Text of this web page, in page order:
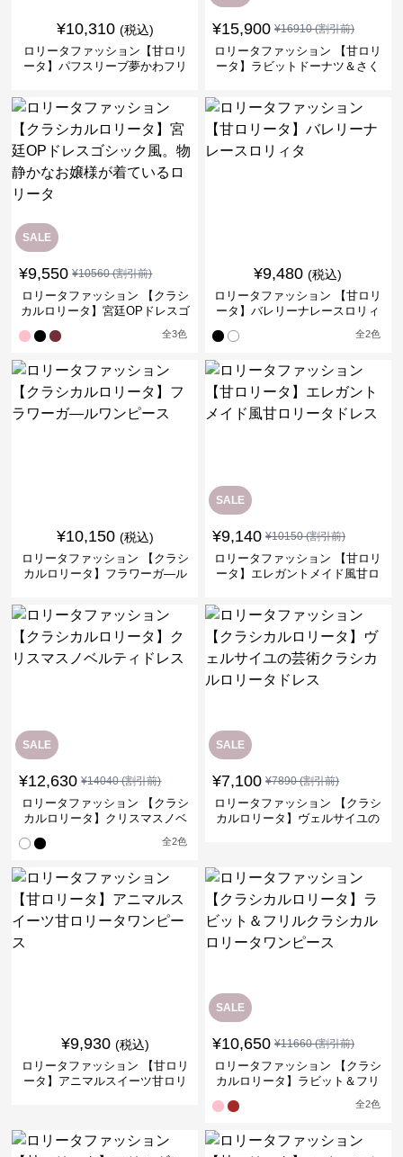
¥10,310 (税込)
ロリータファッション【甘ロリ
ータ】パフスリーブ夢かわフリ
¥15,900 ¥16910(割引前)
ロリータファッション 【甘ロリ
ータ】ラビットドーナツ＆さく
SALE
¥9,550 ¥10560(割引前)
ロリータファッション 【クラシ
カルロリータ】宮廷OPドレスゴ
シック風。物静かなお嬢様が着
全3色
¥9,480 (税込)
ロリータファッション 【甘ロリ
ータ】バレリーナレースロリィ
全2色
¥10,150 (税込)
ロリータファッション 【クラシ
カルロリータ】フラワーガ―ル
SALE
¥9,140 ¥10150(割引前)
ロリータファッション 【甘ロリ
ータ】エレガントメイド風甘ロ
SALE
¥12,630 ¥14040(割引前)
ロリータファッション 【クラシ
カルロリータ】クリスマスノベ
全2色
SALE
¥7,100 ¥7890(割引前)
ロリータファッション 【クラシ
カルロリータ】ヴェルサイユの
¥9,930 (税込)
ロリータファッション 【甘ロリ
ータ】アニマルスイーツ甘ロリ
SALE
¥10,650 ¥11660(割引前)
ロリータファッション 【クラシ
カルロリータ】ラビット＆フリ
ルクラシカルロリータワンピー
全2色